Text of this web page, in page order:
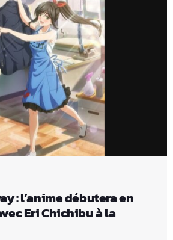
: l’anime débutera en
Eri Chichibu à la